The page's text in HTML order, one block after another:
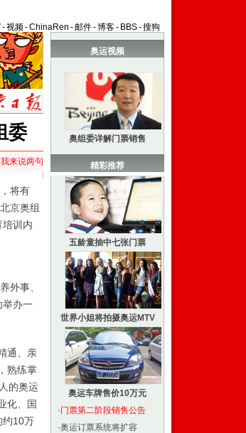
-视频-ChinaRen -邮件-博客- BBS-搜狗
委
我来说两句
将有
京奥组
训内
外事、
举办一
通、亲
熟练掌
的奥运
化、国
约10万
奥运视频
奥组委详解门票销售
精彩推荐
五龄童抽中七张门票
世界小姐将拍摄奥运MTV
奥运车牌售价10万元
·门票第二阶段销售公告
·奥运订票系统将扩容